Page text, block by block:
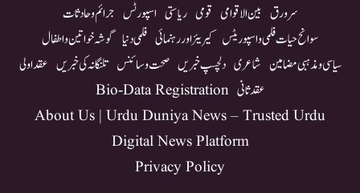
سرورق بین الاقوامی قومی ریاستی اسپورٹس جرائم و حادثات
سوانح حیات فلمی و اسپوریٹس کیریئر اور رہنمائی فلمی دنیا گوشہ خواتین و اطفال
سیاسی و مذہبی مضامین شاعری دلچسپ خبریں صحت و سائنس تلنگانہ کی خبریں عقد اولی
عقد ثانی Bio-Data Registration
About Us | Urdu Duniya News – Trusted Urdu
Digital News Platform
Privacy Policy